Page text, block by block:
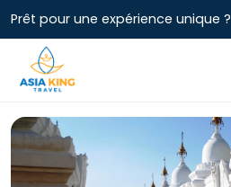
Prêt pour une expérience unique ?